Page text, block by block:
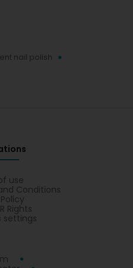
nail polish
use
Conditions
Rights
settings